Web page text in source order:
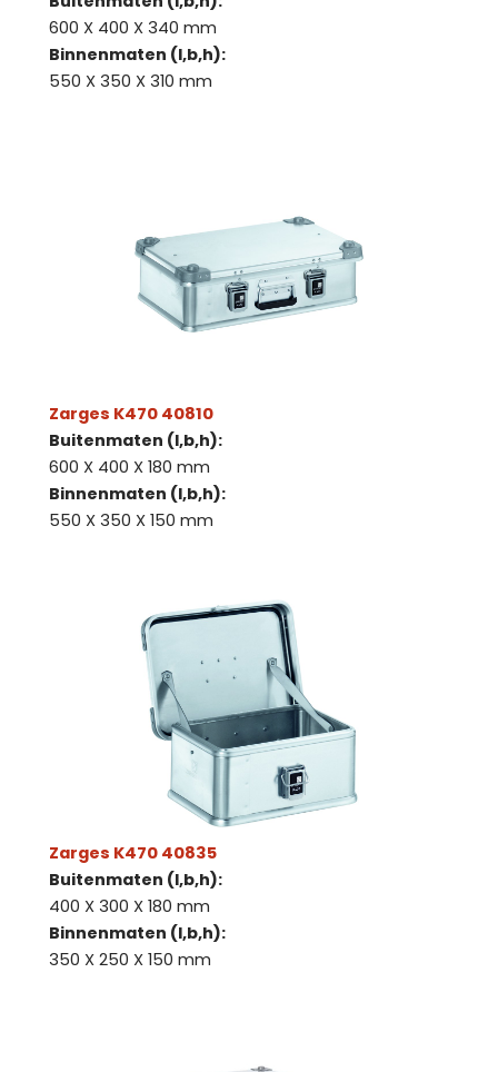
600 X 400 X 340 mm
Binnenmaten (l,b,h):
550 X 350 X 310 mm
Zarges K470 40810
Buitenmaten (l,b,h):
600 X 400 X 180 mm
Binnenmaten (l,b,h):
550 X 350 X 150 mm
Zarges K470 40835
Buitenmaten (l,b,h):
400 X 300 X 180 mm
Binnenmaten (l,b,h):
350 X 250 X 150 mm